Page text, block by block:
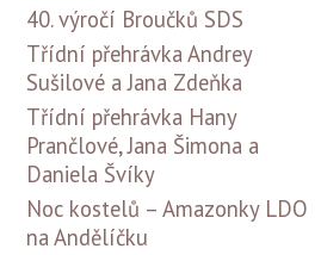
40. výročí Broučků SDS
Třídní přehrávka Andrey
Sušilové a Jana Zdeňka
Třídní přehrávka Hany
Prančlové, Jana Šimona a
Daniela Švíky
Noc kostelů – Amazonky LDO
na Andělíčku